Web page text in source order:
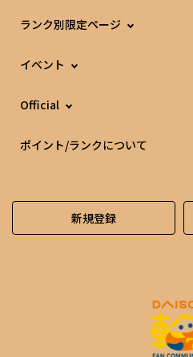
ランク別限定ページ
イベント
Official
ポイント/ランクについて
新規登録